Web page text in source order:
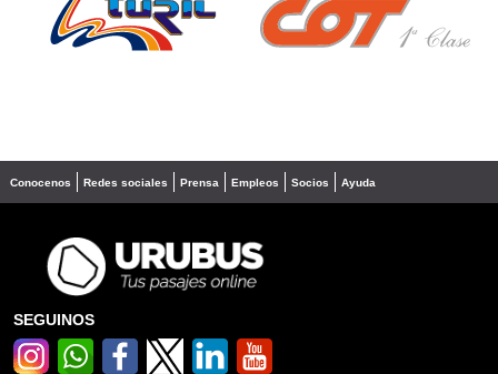
Conocenos Redes sociales Prensa Empleos Socios Ayuda
SEGUINOS